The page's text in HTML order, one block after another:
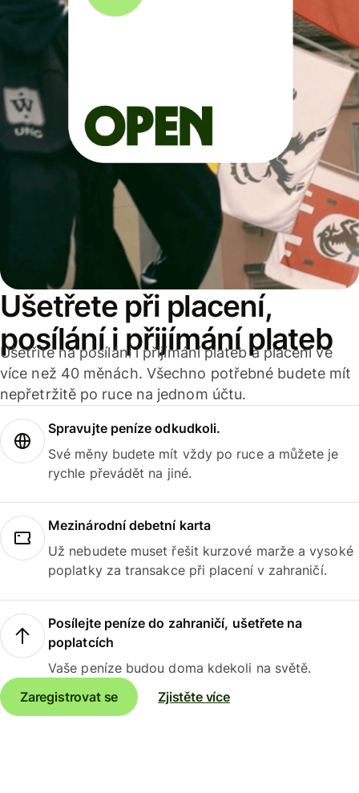
Ušetřete při placení,
posílání i přijímání plateb
Ušetříte na posílání i přijímání plateb a placení ve
více než 40 měnách. Všechno potřebné budete mít
nepřetržitě po ruce na jednom účtu.
Spravujte peníze odkudkoli.
Své měny budete mít vždy po ruce a můžete je
rychle převádět na jiné.
Mezinárodní debetní karta
Už nebudete muset řešit kurzové marže a vysoké
poplatky za transakce při placení v zahraničí.
Posílejte peníze do zahraničí, ušetřete na
poplatcích
Vaše peníze budou doma kdekoli na světě.
Zaregistrovat se
Zjistěte více